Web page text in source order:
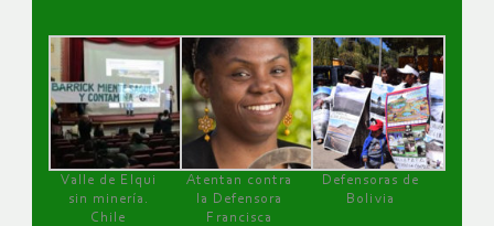
Valle de Elqui
sin minería.
Chile
Atentan contra
la Defensora
Francisca
Defensoras de
Bolivia